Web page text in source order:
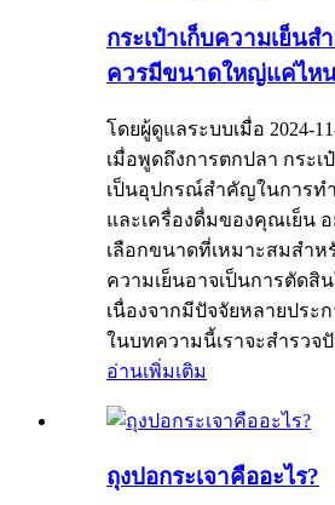
กระเป๋าเก็บความเย็นส
ควรมีขนาดใหญ่แค่ไห
โดยผู้ดูแลระบบเมื่อ 2024-
เมื่อพูดถึงการตกปลา กระเ
เป็นอุปกรณ์สำคัญในการท
และเครื่องดื่มของคุณเย็น
เลือกขนาดที่เหมาะสมสำห
ความเย็นอาจเป็นการตัดสิ
เนื่องจากมีปัจจัยหลายประ
ในบทความนี้เราจะสำรวจปั
อ่านเพิ่มเติม
ถุงปอกระเจาคืออะไร?